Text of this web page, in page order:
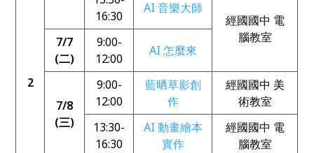
2
16:30
AI 音樂大師
經國國中 電
腦教室
7/7
(二)
9:00-
12:00
AI 怎麼來
7/8
(三)
9:00-
12:00
藍晒草影創
作
經國國中 美
術教室
13:30-
16:30
AI 動畫繪本
實作
經國國中 電
腦教室